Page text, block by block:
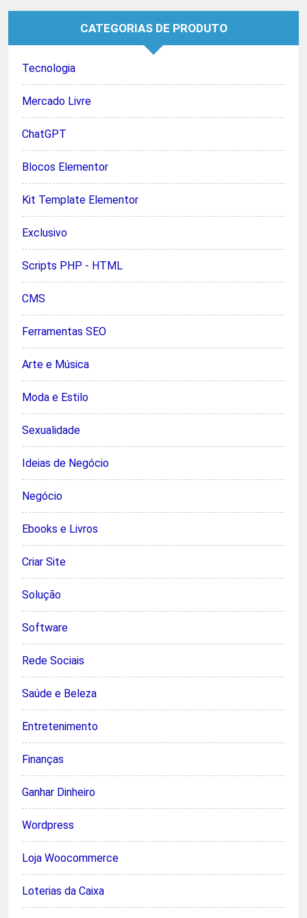
CATEGORIAS DE PRODUTO
Tecnologia
Mercado Livre
ChatGPT
Blocos Elementor
Kit Template Elementor
Exclusivo
Scripts PHP - HTML
CMS
Ferramentas SEO
Arte e Música
Moda e Estilo
Sexualidade
Ideias de Negócio
Negócio
Ebooks e Livros
Criar Site
Solução
Software
Rede Sociais
Saúde e Beleza
Entretenimento
Finanças
Ganhar Dinheiro
Wordpress
Loja Woocommerce
Loterias da Caixa